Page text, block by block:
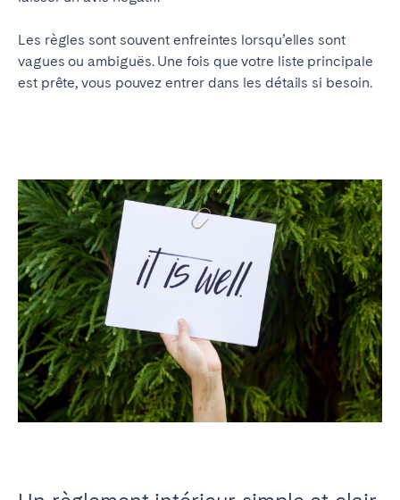
Les règles sont souvent enfreintes lorsqu’elles sont
vagues ou ambiguës. Une fois que votre liste principale
est prête, vous pouvez entrer dans les détails si besoin.